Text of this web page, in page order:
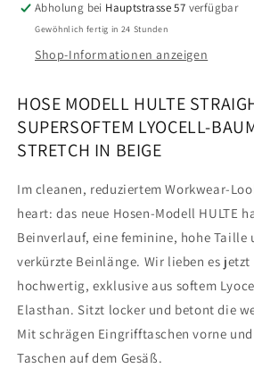
Abholung bei Hauptstrasse 57 verfügbar
Gewöhnlich fertig in 24 Stunden
Shop-Informationen anzeigen
HOSE MODELL HULTE
SUPERSOFTEM LYOCELL-
STRETCH IN BEIGE
Im cleanen, reduziertem Workwear-
heart: das neue Hosen-Modell HULTE
Beinverlauf, eine feminine, hohe Taille
verkürzte Beinlänge. Wir lieben es jetzt
hochwertig, exklusive aus softem
Elasthan. Sitzt locker und betont die
Mit schrägen Eingrifftaschen vorne
Taschen auf dem Gesäß.